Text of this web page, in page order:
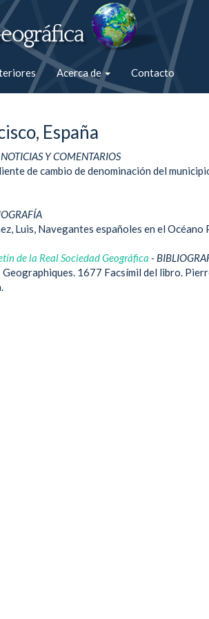
Acerca de Contacto
España
Y COMENTARIOS
de cambio de denominación del
Luis, Navegantes españoles en el Océano
de la Real Sociedad Geográfica -
Geographiques. 1677 Facsímil del libro.